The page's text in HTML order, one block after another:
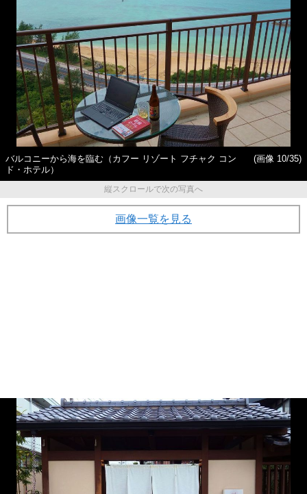
バルコニーから海を臨む（カフー リゾート フチャク コン
ド・ホテル）
(画像 10/35)
縦スクロールで次の写真へ
画像一覧を見る